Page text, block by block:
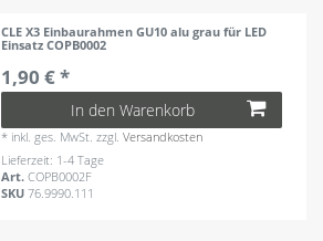
CLE X3 Einbaurahmen GU10 alu grau für LED
Einsatz COPB0002
1,90 € *
In den Warenkorb
* inkl. ges. MwSt. zzgl.Versandkosten
Lieferzeit: 1-4 Tage
Art.COPB0002F
SKU76.9990.111